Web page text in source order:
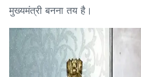
मुख्यमंत्री बनना तय है।